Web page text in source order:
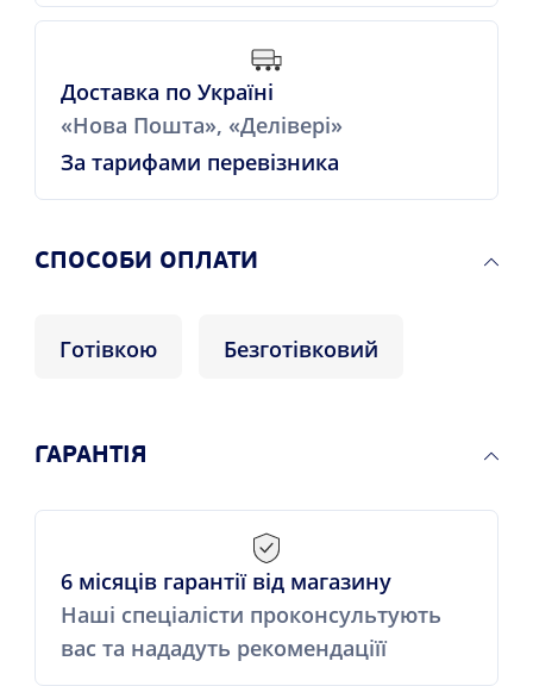
Доставка по Україні
«Нова Пошта», «Делівері»
За тарифами перевізника
СПОСОБИ ОПЛАТИ
Готівкою Безготівковий
ГАРАНТІЯ
6 місяців гарантії від магазину
Наші спеціалісти проконсультують
вас та нададуть рекомендаціїї